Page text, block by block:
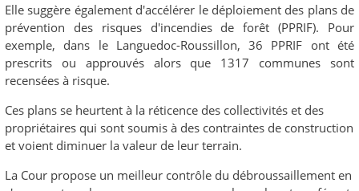
Elle suggère également d'accélérer le déploiement des plans de
prévention des risques d'incendies de forêt (PPRIF). Pour
exemple, dans le Languedoc-Roussillon, 36 PPRIF ont été
prescrits ou approuvés alors que 1317 communes sont
recensées à risque.
Ces plans se heurtent à la réticence des collectivités et des
propriétaires qui sont soumis à des contraintes de construction
et voient diminuer la valeur de leur terrain.
La Cour propose un meilleur contrôle du débroussaillement en